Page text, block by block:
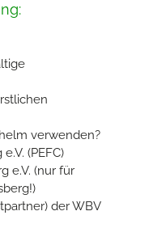
verwenden?
(PEFC)
e.V. (nur für
der WBV